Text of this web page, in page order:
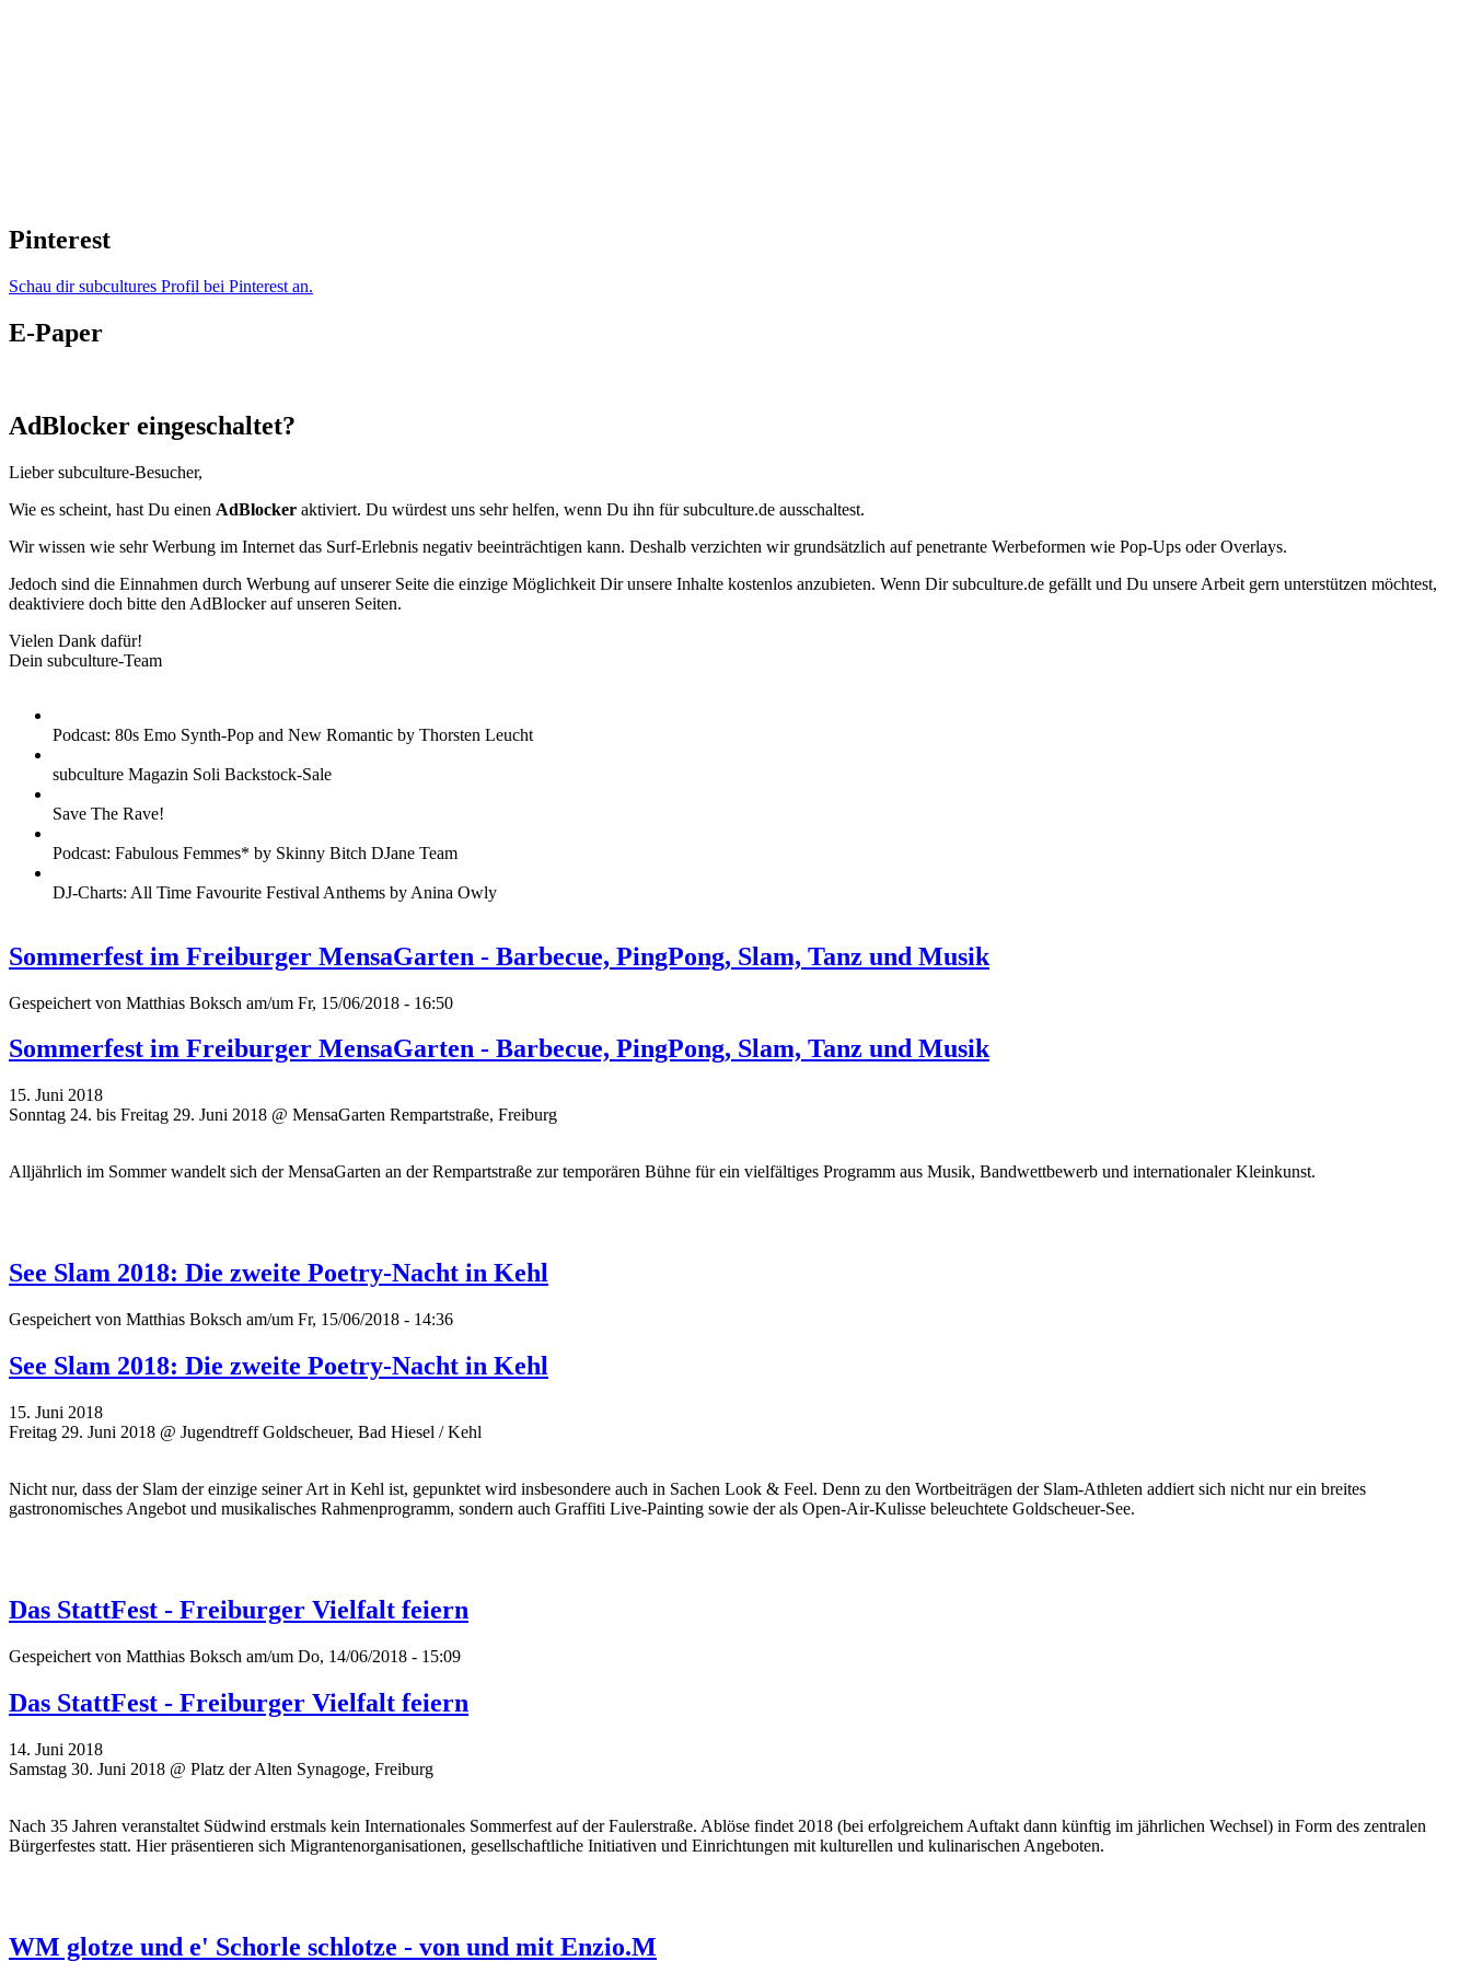
Pinterest
Schau dir subcultures Profil bei Pinterest an.
E-Paper
AdBlocker eingeschaltet?
Lieber subculture-Besucher,
Wie es scheint, hast Du einen AdBlocker aktiviert. Du würdest uns sehr helfen, wenn Du ihn für subculture.de ausschaltest.
Wir wissen wie sehr Werbung im Internet das Surf-Erlebnis negativ beeinträchtigen kann. Deshalb verzichten wir grundsätzlich auf penetrante Werbeformen wie Pop-Ups oder Overlays.
Jedoch sind die Einnahmen durch Werbung auf unserer Seite die einzige Möglichkeit Dir unsere Inhalte kostenlos anzubieten. Wenn Dir subculture.de gefällt und Du unsere Arbeit gern unterstützen möchtest,
deaktiviere doch bitte den AdBlocker auf unseren Seiten.
Vielen Dank dafür!
Dein subculture-Team
Podcast: 80s Emo Synth-Pop and New Romantic by Thorsten Leucht
subculture Magazin Soli Backstock-Sale
Save The Rave!
Podcast: Fabulous Femmes* by Skinny Bitch DJane Team
DJ-Charts: All Time Favourite Festival Anthems by Anina Owly
Sommerfest im Freiburger MensaGarten - Barbecue, PingPong, Slam, Tanz und Musik
Gespeichert von Matthias Boksch am/um Fr, 15/06/2018 - 16:50
Sommerfest im Freiburger MensaGarten - Barbecue, PingPong, Slam, Tanz und Musik
15. Juni 2018
Sonntag 24. bis Freitag 29. Juni 2018 @ MensaGarten Rempartstraße, Freiburg
Alljährlich im Sommer wandelt sich der MensaGarten an der Rempartstraße zur temporären Bühne für ein vielfältiges Programm aus Musik, Bandwettbewerb und internationaler Kleinkunst.
See Slam 2018: Die zweite Poetry-Nacht in Kehl
Gespeichert von Matthias Boksch am/um Fr, 15/06/2018 - 14:36
See Slam 2018: Die zweite Poetry-Nacht in Kehl
15. Juni 2018
Freitag 29. Juni 2018 @ Jugendtreff Goldscheuer, Bad Hiesel / Kehl
Nicht nur, dass der Slam der einzige seiner Art in Kehl ist, gepunktet wird insbesondere auch in Sachen Look & Feel. Denn zu den Wortbeiträgen der Slam-Athleten addiert sich nicht nur ein breites
gastronomisches Angebot und musikalisches Rahmenprogramm, sondern auch Graffiti Live-Painting sowie der als Open-Air-Kulisse beleuchtete Goldscheuer-See.
Das StattFest - Freiburger Vielfalt feiern
Gespeichert von Matthias Boksch am/um Do, 14/06/2018 - 15:09
Das StattFest - Freiburger Vielfalt feiern
14. Juni 2018
Samstag 30. Juni 2018 @ Platz der Alten Synagoge, Freiburg
Nach 35 Jahren veranstaltet Südwind erstmals kein Internationales Sommerfest auf der Faulerstraße. Ablöse findet 2018 (bei erfolgreichem Auftakt dann künftig im jährlichen Wechsel) in Form des zentralen
Bürgerfestes statt. Hier präsentieren sich Migrantenorganisationen, gesellschaftliche Initiativen und Einrichtungen mit kulturellen und kulinarischen Angeboten.
WM glotze und e' Schorle schlotze - von und mit Enzio.M